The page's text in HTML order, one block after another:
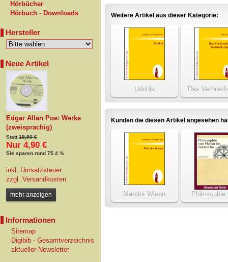
Hörbücher
Hörbuch - Downloads
Hersteller
Neue Artikel
Edgar Allan Poe: Werke
(zweisprachig)
Statt19,90 €
Nur 4,90 €
Sie sparen rund 75.4 %
inkl. Umsatzsteuer
zzgl. Versandkosten
mehr anzeigen
Informationen
Sitemap
Digibib - Gesamtverzeichnis
aktueller Newsletter
Weitere Artikel aus dieser Kategorie:
Udohla
Das
Tavistock-
Kunden die diesen Artikel angesehen
Mercks Wienn
Philosophie
Platon bis